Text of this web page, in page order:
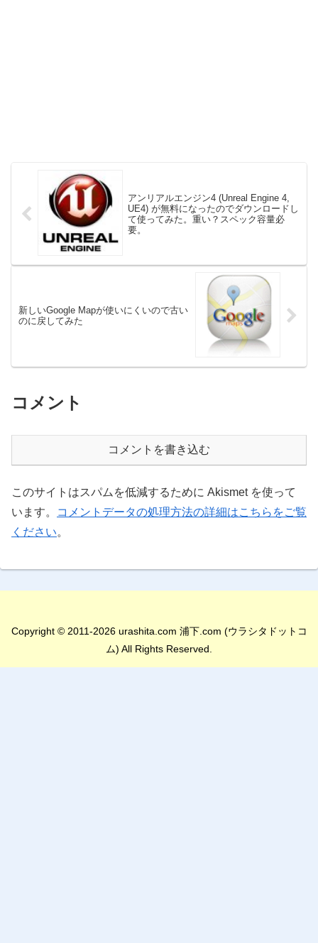
アンリアルエンジン4 (Unreal Engine 4,
UE4) が無料になったのでダウンロードし
て使ってみた。重い？スペック容量必
要。
新しいGoogle Mapが使いにくいので古い
のに戻してみた
コメント
コメントを書き込む
このサイトはスパムを低減するために Akismet を使って
います。
コメントデータの処理方法の詳細はこちらをご覧
ください。
Copyright © 2011-2026 urashita.com 浦下.com (ウラシタドットコ
ム) All Rights Reserved.